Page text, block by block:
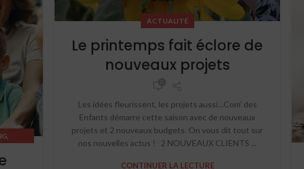
ACTUALITÉ
Le printemps fait éclore de
nouveaux projets
Les idées fleurissent, les projets aussi…Com’ des
Enfants démarre cette saison avec de nouveaux
projets et 2 nouveaux budgets. On vous dit tout sur
nos nouvelles actus ! 2 NOUVEAUX CLIENTS ...
CONTINUER LA LECTURE
,